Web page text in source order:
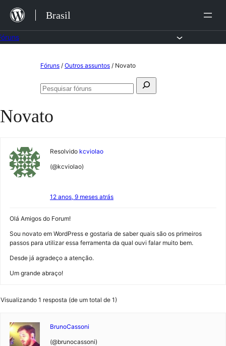
para
o
Brasil
Fóruns / Outros assuntos / Novato
Pesquisar
Pesquisar
Novato
Resolvido kcviolao
(@kcviolao)
12 anos, 9 meses atrás
Olá Amigos do Forum!
Sou novato em WordPress e gostaria de saber quais são os primeiros
passos para utilizar essa ferramenta da qual ouvi falar muito bem.
Desde já agradeço a atenção.
Um grande abraço!
Visualizando 1 resposta (de um total de 1)
BrunoCassoni
(@brunocassoni)